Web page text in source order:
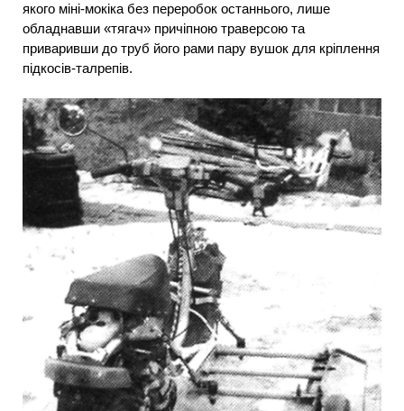
якого міні-мокіка без переробок останнього, лише
обладнавши «тягач» причіпною траверсою та
приваривши до труб його рами пару вушок для кріплення
підкосів-талрепів.